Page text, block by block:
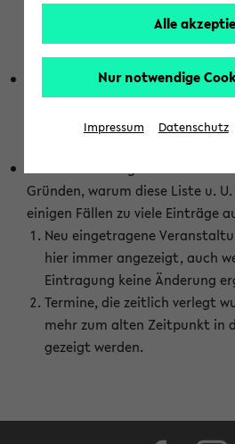
wurden. Die Anzeige ist
abhängig vom im eKVV
Die hier gezeigte Liste von
vollständig sein, wenn den
die Änderungen zeitnah
Gründen, warum diese Liste u.
einigen Fällen zu viele Einträge
Neu eingetragene
hier immer angezeigt, auch
Eintragung keine Änderung
Termine, die zeitlich verlegt
mehr zum alten Zeitpunkt in
gezeigt werden.
Alle
Nur notwendige
Impressum Datenschutz